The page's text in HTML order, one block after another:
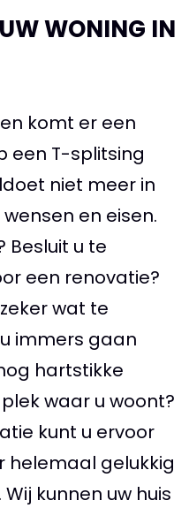
WONING IN
komt er een
een T-splitsing
niet meer in
en eisen.
Besluit u te
een renovatie?
wat te
immers gaan
hartstikke
waar u woont?
kunt u ervoor
helemaal gelukkig
kunnen uw huis